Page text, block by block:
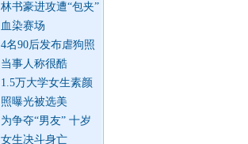
林书豪进攻遭“包夹”
血染赛场
4名90后发布虐狗照
当事人称很酷
1.5万大学女生素颜
照曝光被选美
为争夺“男友” 十岁
女生决斗身亡